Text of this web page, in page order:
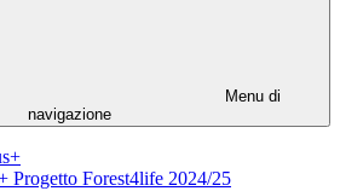
Menu di
navigazione
Progetto Forest4life 2024/25